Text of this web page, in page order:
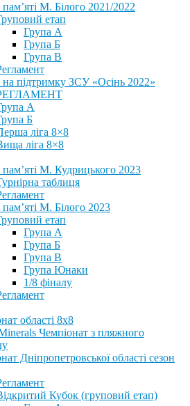
пам’яті М. Білого 2021/2022
етап
Група А
Група Б
Група В
на підтримку ЗСУ «Осінь 2022»
А
Б
ліга 8×8
ліга 8×8
пам’яті М. Кудрицького 2023
таблиця
пам’яті М. Білого 2023
етап
Група А
Група Б
Група В
Група Юнаки
1/8 фіналу
області 8х8
Чемпіонат з пляжного
Дніпропетровської області сезон
Кубок (груповий етап)